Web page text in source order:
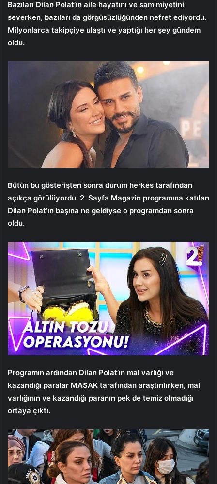
Bazıları Dilan Polat’ın aile hayatını ve samimiyetini
severken, bazıları da görgüsüzlüğünden nefret ediyordu.
Milyonlarca takipçiye ulaştı ve yaptığı her şey gündem
oldu.
Bütün bu gösterişten sonra durum herkes tarafından
açıkça görülüyordu. 2. Sayfa Magazin programına katılan
Dilan Polat’ın başına ne geldiyse o programdan sonra
oldu.
Programın ardından Dilan Polat’ın mal varlığı ve
kazandığı paralar MASAK tarafından araştırılırken, mal
varlığının ve kazandığı paranın pek de temiz olmadığı
ortaya çıktı.